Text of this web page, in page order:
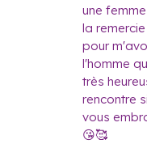
une
la
pour
l'homme
très
rencontre
vous
😘🥰